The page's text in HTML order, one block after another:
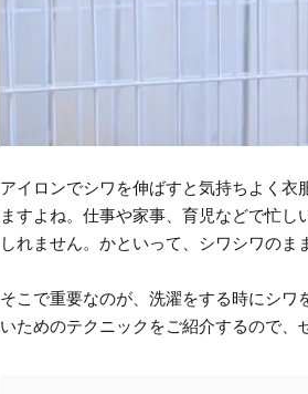
アイロンでシワを伸ばすと気持ちよく衣
ますよね。仕事や家事、育児などで忙
しれません。かといって、シワシワのま
そこで重要なのが、洗濯をする時にシ
いためのテクニックをご紹介するので、